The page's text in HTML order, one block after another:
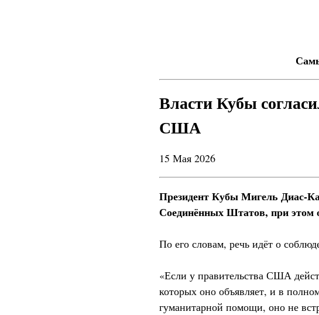
Власти Кубы
США
15 Мая 2026
Президент Кубы Мигель Диас-
Соединённых Штатов, при этом
По его словам, речь идёт о
«Если у правительства США
которых оно объявляет, и в
гуманитарной помощи, оно не